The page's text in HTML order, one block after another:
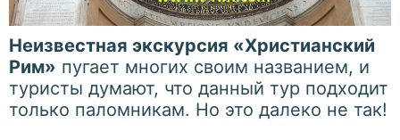
Неизвестная экскурсия «Христианский
Рим» пугает многих своим названием, и
туристы думают, что данный тур подходит
только паломникам. Но это далеко не так!